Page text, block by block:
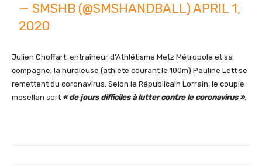
— SMSHB (@SMSHANDBALL)APRIL 1,
2020
Julien Choffart, entraîneur d’Athlétisme Metz Métropole et sa
compagne, la hurdleuse (athlète courant le 100m) Pauline Lett se
remettent du coronavirus. Selon le Républicain Lorrain, le couple
mosellan sort « de jours difficiles à lutter contre le coronavirus ».